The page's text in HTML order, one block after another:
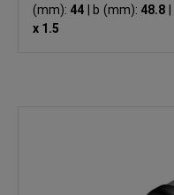
(mm): 44 b (mm): 48.8
x 1.5